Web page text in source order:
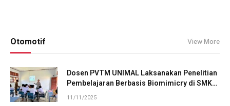
Otomotif View More
Dosen PVTM UNIMAL Laksanakan Penelitian
Pembelajaran Berbasis Biomimicry di SMK
11/11/2025